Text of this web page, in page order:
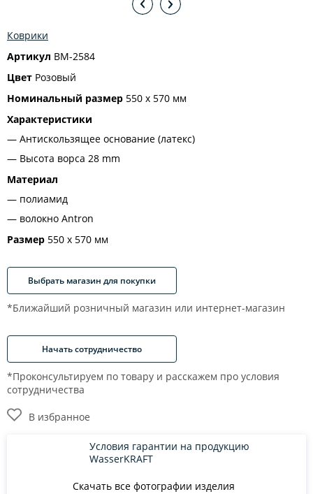
Коврики
Артикул BM-2584
Цвет Розовый
Номинальный размер 550 х 570 мм
Характеристики
Антискользящее основание (латекс)
Высота ворса 28 mm
Материал
полиамид
волокно Antron
Размер 550 х 570 мм
Выбрать магазин для покупки
*Ближайший розничный магазин или интернет-магазин
Начать сотрудничество
*Проконсультируем по товару и расскажем про условия
сотрудничества
В избранное
Скачать все фотографии изделия
Условия гарантии на продукцию
WasserKRAFT